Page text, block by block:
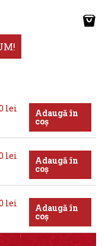
lei Adaugă în
coș
lei Adaugă în
coș
lei Adaugă în
coș